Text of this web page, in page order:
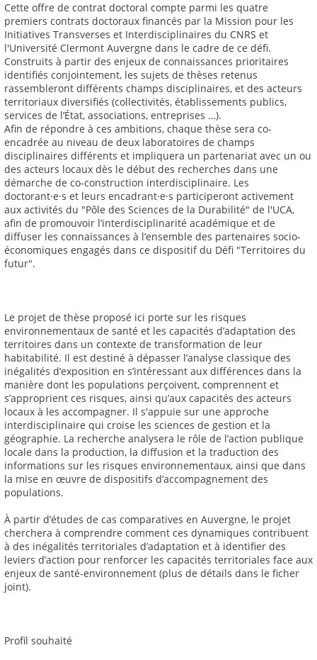
Cette offre de contrat doctoral compte parmi les quatre
premiers contrats doctoraux financés par la Mission pour les
Initiatives Transverses et Interdisciplinaires du CNRS et
l'Université Clermont Auvergne dans le cadre de ce défi.
Construits à partir des enjeux de connaissances prioritaires
identifiés conjointement, les sujets de thèses retenus
rassembleront différents champs disciplinaires, et des acteurs
territoriaux diversifiés (collectivités, établissements publics,
services de l’État, associations, entreprises …).
Afin de répondre à ces ambitions, chaque thèse sera co-
encadrée au niveau de deux laboratoires de champs
disciplinaires différents et impliquera un partenariat avec un ou
des acteurs locaux dès le début des recherches dans une
démarche de co-construction interdisciplinaire. Les
doctorant·e·s et leurs encadrant·e·s participeront activement
aux activités du "Pôle des Sciences de la Durabilité" de l'UCA,
afin de promouvoir l’interdisciplinarité académique et de
diffuser les connaissances à l’ensemble des partenaires socio-
économiques engagés dans ce dispositif du Défi "Territoires du
futur".
Le projet de thèse proposé ici porte sur les risques
environnementaux de santé et les capacités d’adaptation des
territoires dans un contexte de transformation de leur
habitabilité. Il est destiné à dépasser l’analyse classique des
inégalités d’exposition en s’intéressant aux différences dans la
manière dont les populations perçoivent, comprennent et
s’approprient ces risques, ainsi qu’aux capacités des acteurs
locaux à les accompagner. Il s'appuie sur une approche
interdisciplinaire qui croise les sciences de gestion et la
géographie. La recherche analysera le rôle de l’action publique
locale dans la production, la diffusion et la traduction des
informations sur les risques environnementaux, ainsi que dans
la mise en œuvre de dispositifs d’accompagnement des
populations.
À partir d’études de cas comparatives en Auvergne, le projet
cherchera à comprendre comment ces dynamiques contribuent
à des inégalités territoriales d’adaptation et à identifier des
leviers d’action pour renforcer les capacités territoriales face aux
enjeux de santé-environnement (plus de détails dans le ficher
joint).
Profil souhaité